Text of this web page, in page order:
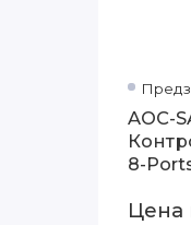
AOC-
8-
-
Цена